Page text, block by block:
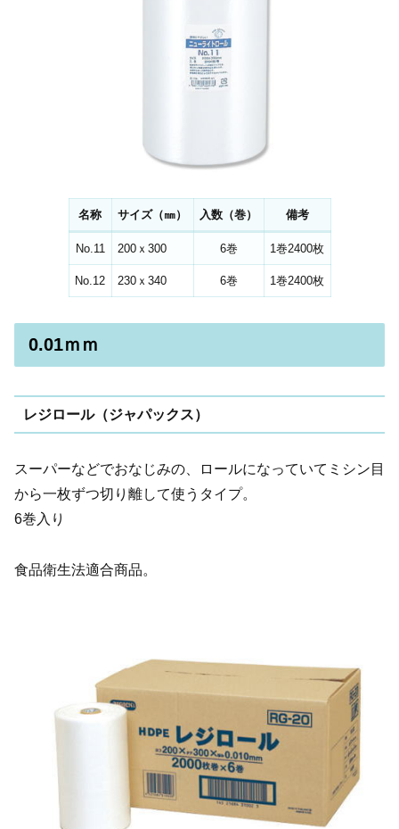
名称 サイズ（㎜） 入数（巻） 備考
No.11 200ｘ300 6巻 1巻2400枚
No.12 230ｘ340 6巻 1巻2400枚
0.01ｍｍ
レジロール（ジャパックス）
スーパーなどでおなじみの、ロールになっていてミシン目
から一枚ずつ切り離して使うタイプ。
6巻入り
食品衛生法適合商品。